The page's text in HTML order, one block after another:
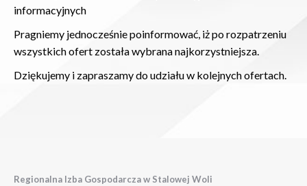
informacyjnych
Pragniemy jednocześnie poinformować, iż po rozpatrzeniu
wszystkich ofert została wybrana najkorzystniejsza.
Dziękujemy i zapraszamy do udziału w kolejnych ofertach.
Regionalna Izba Gospodarcza w Stalowej Woli